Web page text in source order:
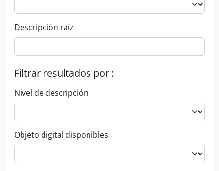
Descripción raíz
Filtrar resultados por :
Nivel de descripción
Objeto digital disponibles